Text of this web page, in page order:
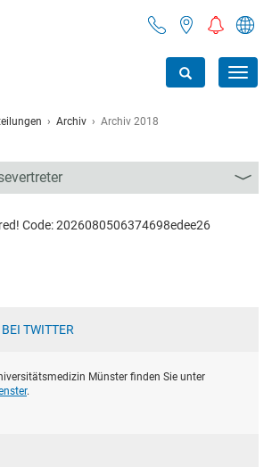
Archiv Archiv 2018
Code: 2026080506374698edee26
TWITTER
Münster finden Sie unter
.